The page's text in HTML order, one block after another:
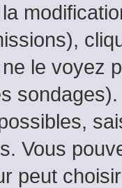
le voyez
Vous
peut